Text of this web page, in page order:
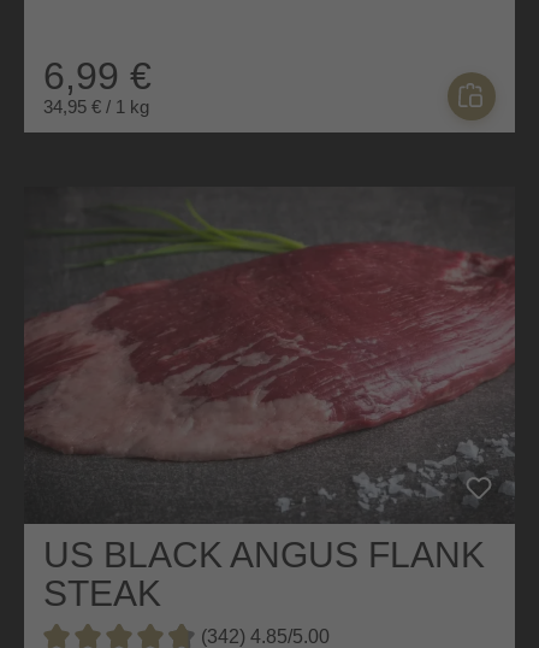
6,99 €
34,95 € / 1 kg
US BLACK ANGUS FLANK
STEAK
(342) 4.85/5.00